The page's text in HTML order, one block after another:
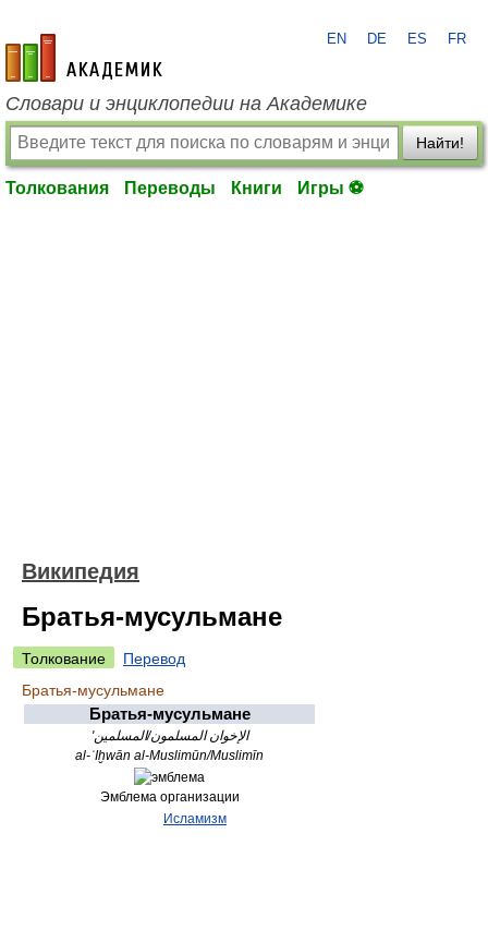
academic.ru
EN DE ES FR
Словари и энциклопедии на Академике
Найти!
Толкования Переводы Книги Игры ⚽
Википедия
Братья-мусульмане
Толкование
Перевод
Братья-мусульмане
Братья-мусульмане
'الإخوان المسلمون/المسلمين
al-ʾIḫwān al-Muslimūn/Muslimīn
Эмблема организации
Исламизм